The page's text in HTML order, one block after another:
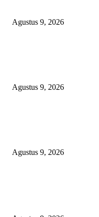
Agustus 9, 2026
Agustus 9, 2026
Agustus 9, 2026